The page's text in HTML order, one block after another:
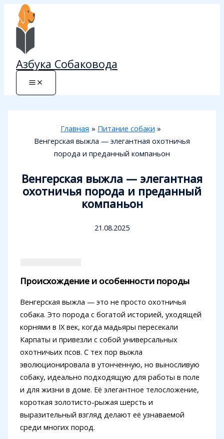
Перейти
содержимому
Азбука Собаковода
Главная
Питание собаки
Венгерская выжла — элегантная охотничья
порода и преданный компаньон
Венгерская выжла — элегантная
охотничья порода и преданный
компаньон
21.08.2025
Происхождение и особенности породы
Венгерская выжла — это не просто охотничья
собака. Это порода с богатой историей, уходящей
корнями в IX век, когда мадьяры пересекали
Карпаты и привезли с собой универсальных
охотничьих псов. С тех пор выжла
эволюционировала в утонченную, но выносливую
собаку, идеально подходящую для работы в поле
и для жизни в доме. Её элегантное телосложение,
короткая золотисто-рыжая шерсть и
выразительный взгляд делают её узнаваемой
среди многих пород.